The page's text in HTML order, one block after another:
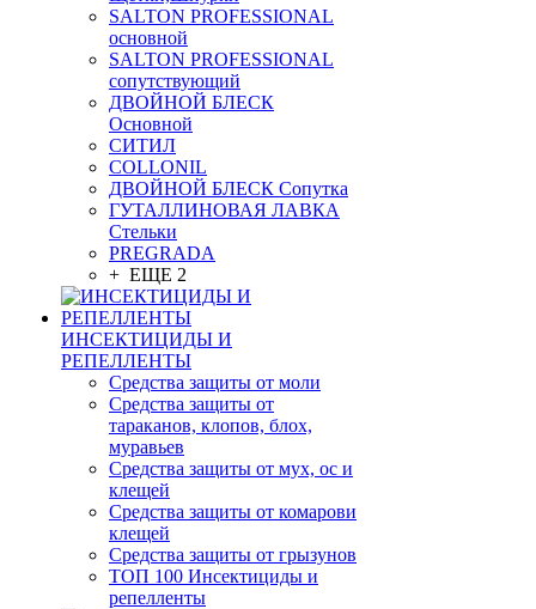
SALTON PROFESSIONAL
основной
SALTON PROFESSIONAL
сопутствующий
ДВОЙНОЙ БЛЕСК
Основной
СИТИЛ
COLLONIL
ДВОЙНОЙ БЛЕСК Сопутка
ГУТАЛЛИНОВАЯ ЛАВКА
Стельки
PREGRADA
+ ЕЩЕ 2
ИНСЕКТИЦИДЫ И
РЕПЕЛЛЕНТЫ
Средства защиты от моли
Средства защиты от
тараканов, клопов, блох,
муравьев
Средства защиты от мух, ос и
клещей
Средства защиты от комарови
клещей
Средства защиты от грызунов
ТОП 100 Инсектициды и
репелленты